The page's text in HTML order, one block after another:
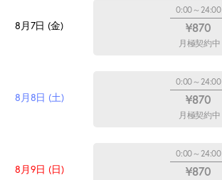
8月7日 (金)
0:00～24:00
¥870
月極契約中
8月8日 (土)
0:00～24:00
¥870
月極契約中
8月9日 (日)
0:00～24:00
¥870